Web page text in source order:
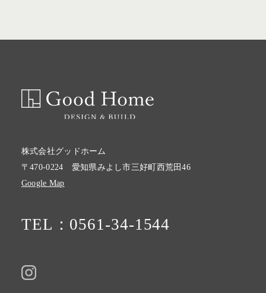
株式会社グッドホーム
〒470-0224 愛知県みよし市三好町西荒田46
Google Map
TEL：0561-34-1544